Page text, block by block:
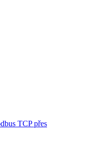
TCP přes